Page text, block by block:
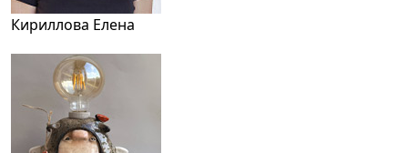
Кириллова Елена